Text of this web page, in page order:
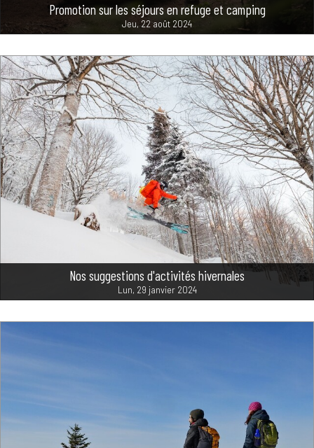
Promotion sur les séjours en refuge et camping
Jeu, 22 août 2024
Nos suggestions d'activités hivernales
Lun, 29 janvier 2024